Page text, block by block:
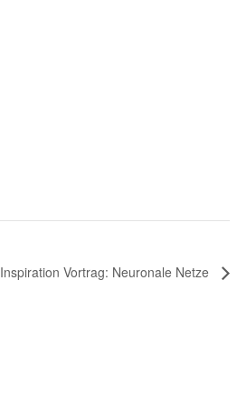
Inspiration Vortrag: Neuronale Netze